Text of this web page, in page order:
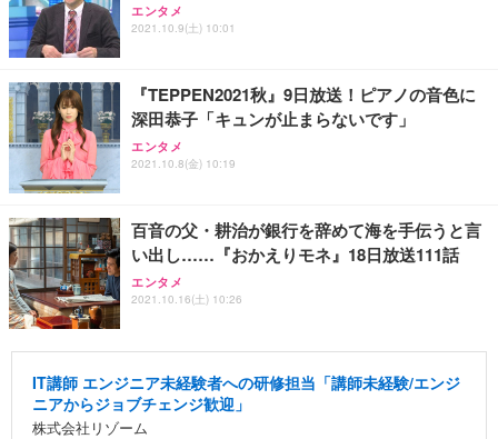
エンタメ
2021.10.9(土) 10:01
『TEPPEN2021秋』9日放送！ピアノの音色に
深田恭子「キュンが止まらないです」
エンタメ
2021.10.8(金) 10:19
百音の父・耕治が銀行を辞めて海を手伝うと言
い出し……『おかえりモネ』18日放送111話
エンタメ
2021.10.16(土) 10:26
IT講師 エンジニア未経験者への研修担当「講師未経験/エンジ
ニアからジョブチェンジ歓迎」
株式会社リゾーム